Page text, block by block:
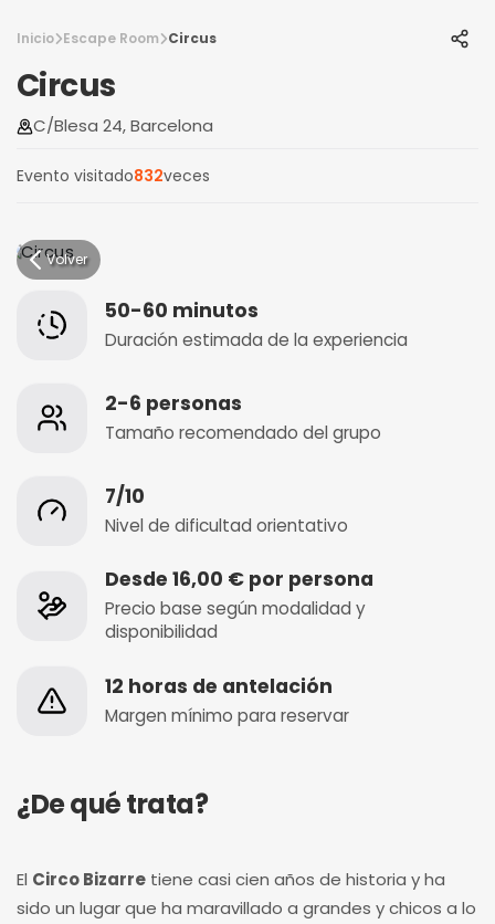
Inicio Escape Room Circus
Circus
C/Blesa 24, Barcelona
Evento visitado832veces
Volver
50-60 minutos
Duración estimada de la experiencia
2-6 personas
Tamaño recomendado del grupo
7/10
Nivel de dificultad orientativo
Desde 16,00 € por persona
Precio base según modalidad y
disponibilidad
12 horas de antelación
Margen mínimo para reservar
¿De qué trata?
El Circo Bizarre tiene casi cien años de historia y ha
sido un lugar que ha maravillado a grandes y chicos a lo